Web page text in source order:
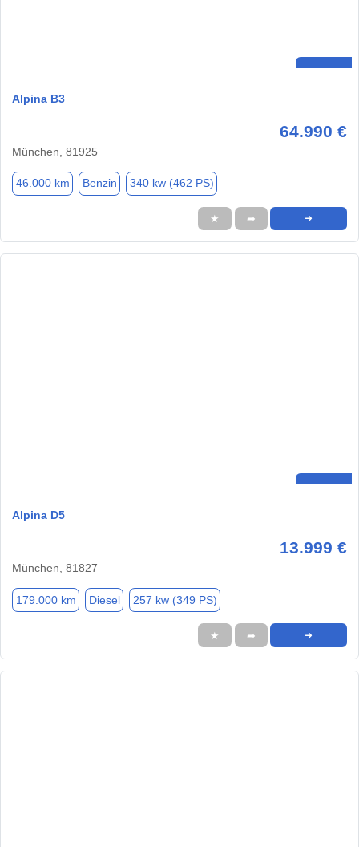
Alpina B3
64.990 €
München, 81925
46.000 km Benzin 340 kw (462 PS)
★ ➦ ➜
Alpina D5
13.999 €
München, 81827
179.000 km Diesel 257 kw (349 PS)
★ ➦ ➜